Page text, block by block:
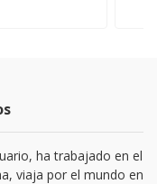
ha trabajado en el
viaja por el mundo en